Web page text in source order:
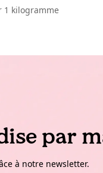
1 kilogramme
par
à notre newsletter.